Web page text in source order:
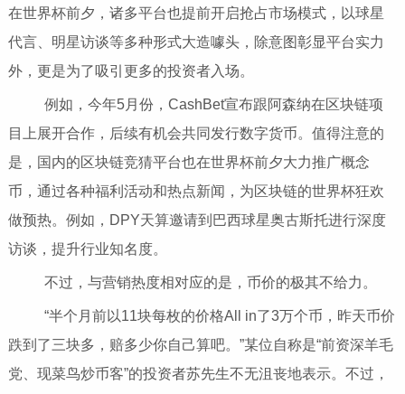
在世界杯前夕，诸多平台也提前开启抢占市场模式，以球星
代言、明星访谈等多种形式大造噱头，除意图彰显平台实力
外，更是为了吸引更多的投资者入场。
例如，今年5月份，CashBet宣布跟阿森纳在区块链项
目上展开合作，后续有机会共同发行数字货币。值得注意的
是，国内的区块链竞猜平台也在世界杯前夕大力推广概念
币，通过各种福利活动和热点新闻，为区块链的世界杯狂欢
做预热。例如，DPY天算邀请到巴西球星奥古斯托进行深度
访谈，提升行业知名度。
不过，与营销热度相对应的是，币价的极其不给力。
“半个月前以11块每枚的价格All in了3万个币，昨天币价
跌到了三块多，赔多少你自己算吧。”某位自称是“前资深羊毛
党、现菜鸟炒币客”的投资者苏先生不无沮丧地表示。不过，